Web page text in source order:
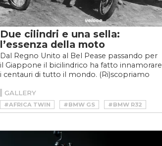
Due cilindri e una sella:
l’essenza della moto
Dal Regno Unito al Bel Pease passando per
il Giappone il bicilindrico ha fatto innamorare
i centauri di tutto il mondo. (Ri)scopriamo
GALLERY
#AFRICA TWIN #BMW GS
#BMW R32
#CAGIVA ELEFANT LUCKY EXPLORER